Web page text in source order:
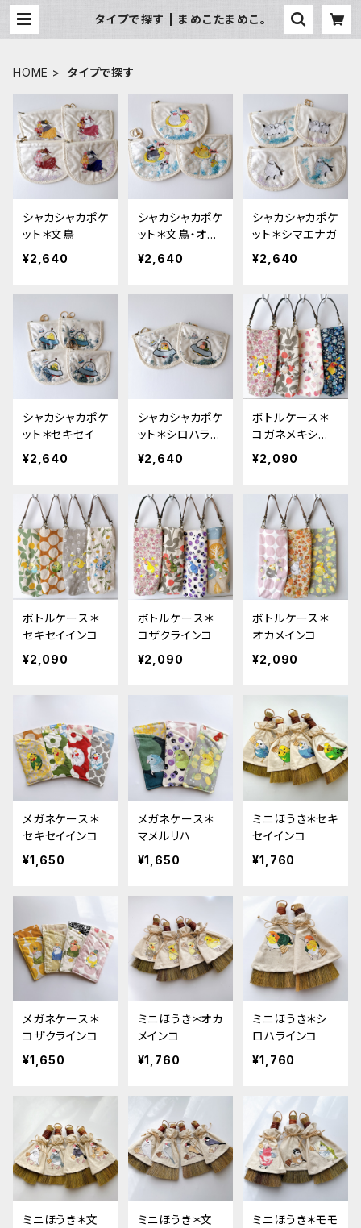
タイプで探す | まめこたまめこ。
HOME タイプで探す
シャカシャカポケ
ット＊文鳥
¥2,640
シャカシャカポケ
ット＊文鳥・オカ
メ
¥2,640
シャカシャカポケ
ット＊シマエナガ
¥2,640
シャカシャカポケ
ット＊セキセイ
¥2,640
シャカシャカポケ
ット＊シロハラ・
コザクラ
¥2,640
ボトルケース＊
コガネメキシコ・
シマエナガ・スズ
メ・シロハラ
¥2,090
ボトルケース＊
セキセイインコ
¥2,090
ボトルケース＊
コザクラインコ
¥2,090
ボトルケース＊
オカメインコ
¥2,090
メガネケース＊
セキセイインコ
¥1,650
メガネケース＊
マメルリハ
¥1,650
ミニほうき＊セキ
セイインコ
¥1,760
メガネケース＊
コザクラインコ
¥1,650
ミニほうき＊オカ
メインコ
¥1,760
ミニほうき＊シ
ロハラインコ
¥1,760
ミニほうき＊文
ミニほうき＊文
ミニほうき＊モモ